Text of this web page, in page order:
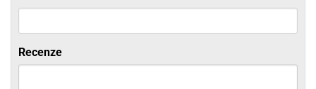
Recenze